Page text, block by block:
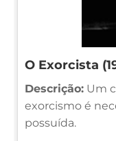
O Exorcista
Descrição: Um
exorcismo é
possuída.